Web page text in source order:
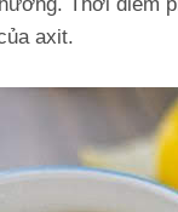
Thời điểm
axit.